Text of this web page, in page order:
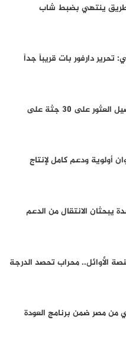
ينتهي بضبط شاب
تحرير دارفور بات قريباً جداً
شهود يكشفون تفاصيل العثور على 30 جثة على
أولوية ودعم كامل لإنتاج
يبحثان الانتقال من الدعم
الأوائل.. محراب تحصد الدرجة
سوداني من مصر ضمن برنامج العودة